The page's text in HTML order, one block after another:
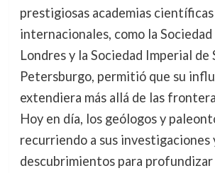
prestigiosas academias científicas
internacionales, como la
Londres y la Sociedad Imperial de
Petersburgo, permitió que su
extendiera más allá de las
Hoy en día, los geólogos y
recurriendo a sus investigaciones
descubrimientos para